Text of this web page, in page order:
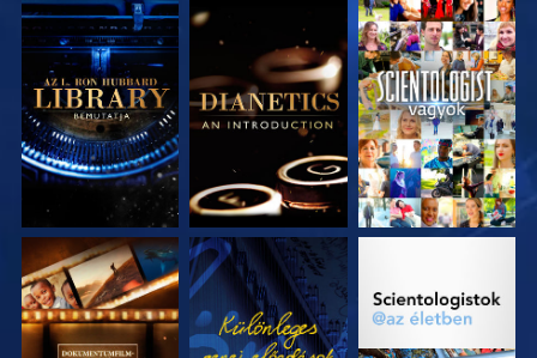
A SOROZAT
RÉSZEI
A SOROZAT
RÉSZEI
MŰSORNÉZÉS
A SOROZAT
RÉSZEI
MŰSORNÉZÉS
A SOROZAT